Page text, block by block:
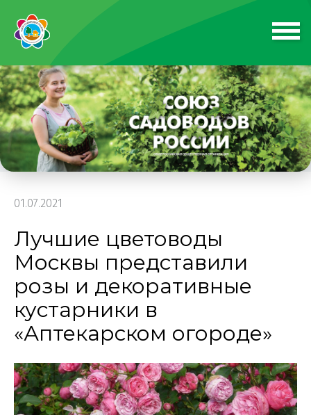
01.07.2021
Лучшие цветоводы
Москвы представили
розы и декоративные
кустарники в
«Аптекарском огороде»